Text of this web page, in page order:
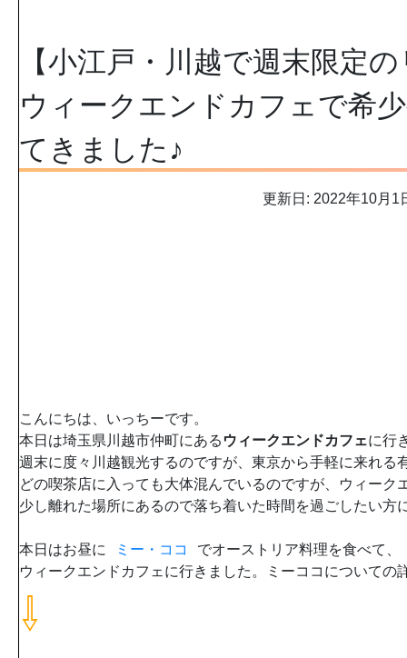
【小江戸・川越で週末限定
ウィークエンドカフェで希
てきました♪
更新日: 2022年10月1
こんにちは、いっちーです。
本日は埼玉県川越市仲町にある ウィークエンドカフェに行
週末に度々川越観光するのですが、東京から手軽に来れる
どの喫茶店に入っても大体混んでいるのですが、ウィーク
少し離れた場所にあるので落ち着いた時間を過ごしたい方
本日はお昼に ミー・ココ
でオーストリア料理を食べて、
ウィークエンドカフェに行きました。ミーココについての
⇩